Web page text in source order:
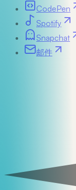
CodePen
Spotify
Snapchat
邮件